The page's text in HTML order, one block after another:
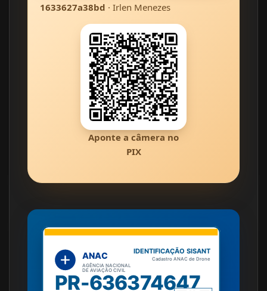
1633627a38bd · Irlen Menezes
Aponte a câmera no
PIX
ANAC
AGÊNCIA NACIONAL
DE AVIAÇÃO CIVIL
IDENTIFICAÇÃO SISANT
Cadastro ANAC de Drone
PR-636374647